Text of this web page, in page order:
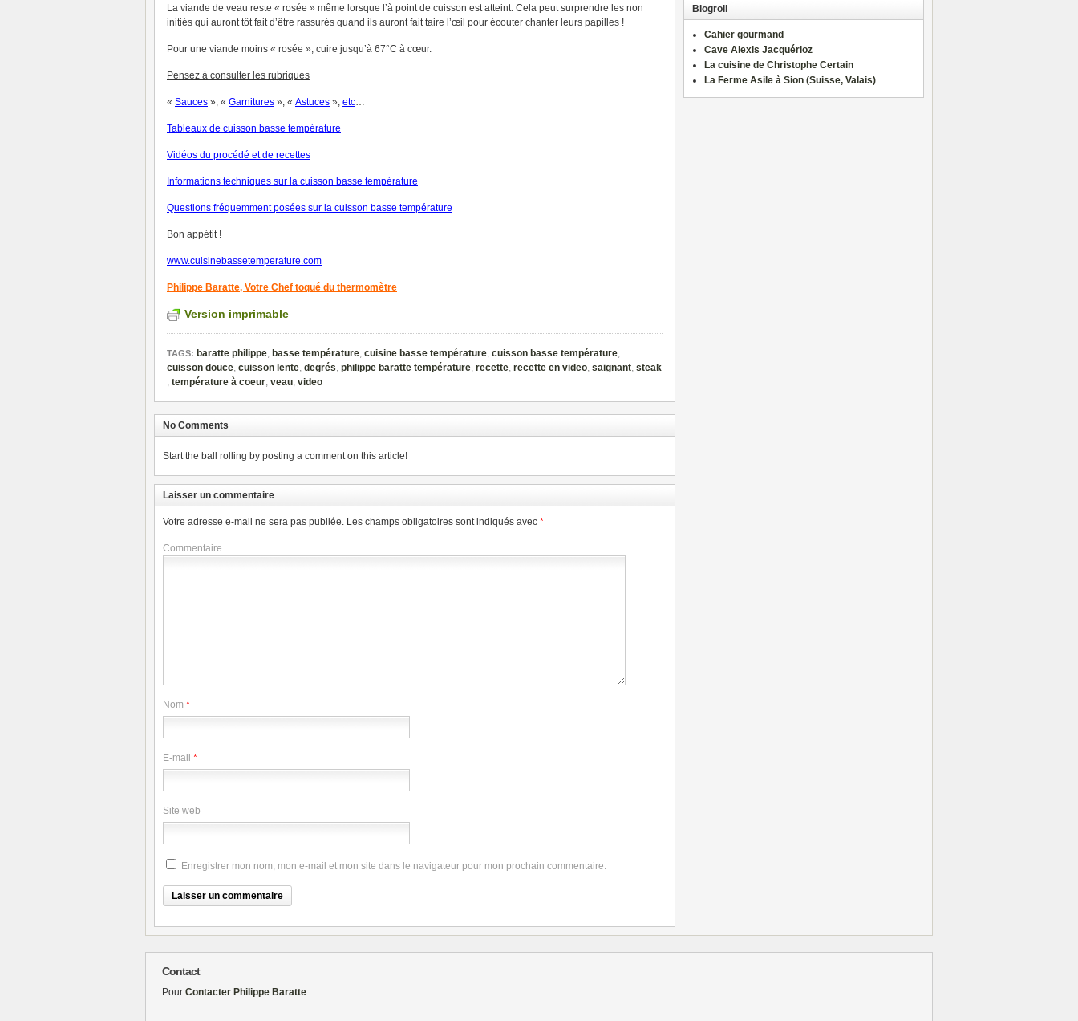
La viande de veau reste « rosée » même lorsque l’à point de cuisson est atteint. Cela peut surprendre les non
initiés qui auront tôt fait d’être rassurés quand ils auront fait taire l’œil pour écouter chanter leurs papilles !
Pour une viande moins « rosée », cuire jusqu’à 67°C à cœur.
Pensez à consulter les rubriques
« Sauces », « Garnitures », « Astuces », etc…
Tableaux de cuisson basse température
Vidéos du procédé et de recettes
Informations techniques sur la cuisson basse température
Questions fréquemment posées sur la cuisson basse température
Bon appétit !
www.cuisinebassetemperature.com
Philippe Baratte, Votre Chef toqué du thermomètre
Version imprimable
TAGS: baratte philippe, basse température, cuisine basse température, cuisson basse température,
cuisson douce, cuisson lente, degrés, philippe baratte température, recette, recette en video, saignant, steak
, température à coeur, veau, video
No Comments
Start the ball rolling by posting a comment on this article!
Laisser un commentaire
Votre adresse e-mail ne sera pas publiée. Les champs obligatoires sont indiqués avec *
Commentaire
Nom *
E-mail *
Site web
Enregistrer mon nom, mon e-mail et mon site dans le navigateur pour mon prochain commentaire.
Blogroll
Cahier gourmand
Cave Alexis Jacquérioz
La cuisine de Christophe Certain
La Ferme Asile à Sion (Suisse, Valais)
Contact
Pour Contacter Philippe Baratte